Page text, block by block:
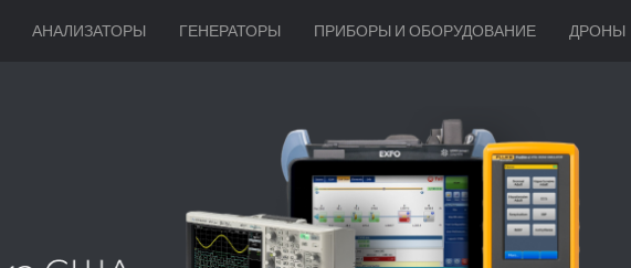
АНАЛИЗАТОРЫ ГЕНЕРАТОРЫ ПРИБОРЫ И ОБОРУДОВАНИЕ ДРОНЫ